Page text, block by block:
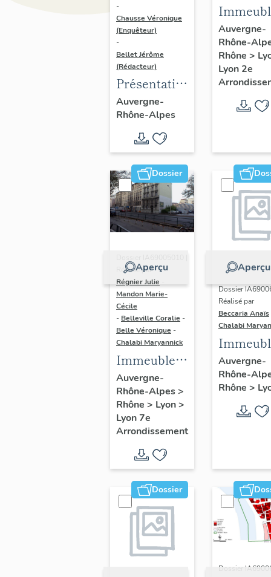
-
Chausse Véronique
(Enquêteur)
-
Bellet Jérôme
(Rédacteur)
Présentation
de
l'opération
d'inventaire
du vitrail
ancien de
Rhône-
Alpes
(corpus
vitrearum)
Auvergne-
Rhône-Alpes
Auvergne-
Rhône-
Rhône >
Lyon 2e
Dossier
Aperçu
Réalisé par
Régnier Julie
Mandon Marie-
Cécile
- Belleville Coralie -
Belle Véronique -
Chalabi Maryannick
Immeubles
du secteur
d'étude La
Guillotière
Auvergne-
Rhône-Alpes>
Rhône > Lyon>
Lyon 7e
Arrondissement
Aperçu
Dossier
Réalisé par
Beccaria Anaïs
Chalabi
des
Trente
rive
Auvergne-
Rhône-
Rhône >
Dossier
Dossier